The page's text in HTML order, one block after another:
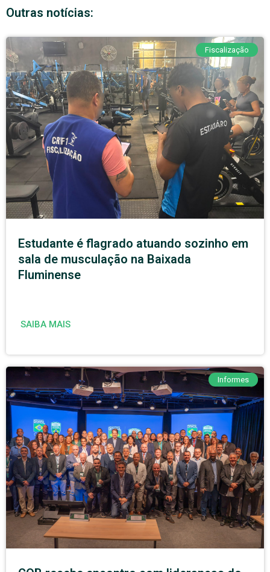
Outras notícias:
Fiscalização
Estudante é flagrado atuando sozinho em
sala de musculação na Baixada
Fluminense
SAIBA MAIS
Informes